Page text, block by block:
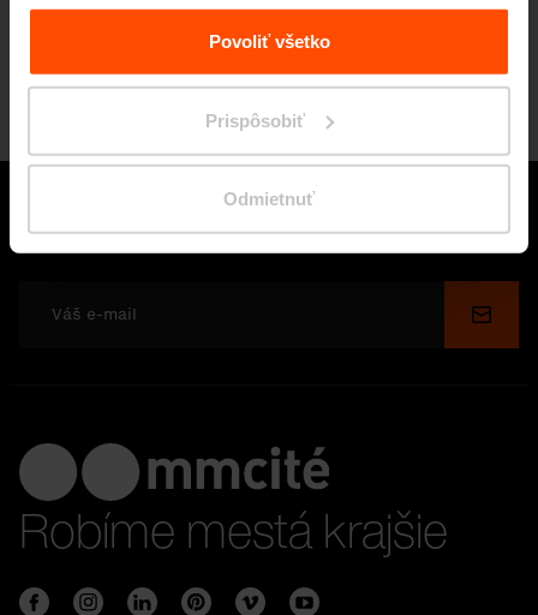
Viac informácií nájdete na stránkeZásady zpracování
Povoliť všetko
Prispôsobiť
Odmietnuť
Ocenenia
Trikrát hurá! Máme tri
víťazstvá Red Dot!
Poďte oslavovať s nami.
Zostaňte s nami v spojení
Robíme mestá krajšie